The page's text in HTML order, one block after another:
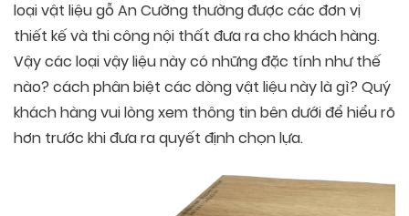
loại vật liệu gỗ An Cường thường được các đơn vị
thiết kế và thi công nội thất đưa ra cho khách hàng.
Vậy các loại vậy liệu này có những đặc tính như thế
nào? cách phân biệt các dòng vật liệu này là gì? Quý
khách hàng vui lòng xem thông tin bên dưới để hiểu rõ
hơn trước khi đưa ra quyết định chọn lựa.